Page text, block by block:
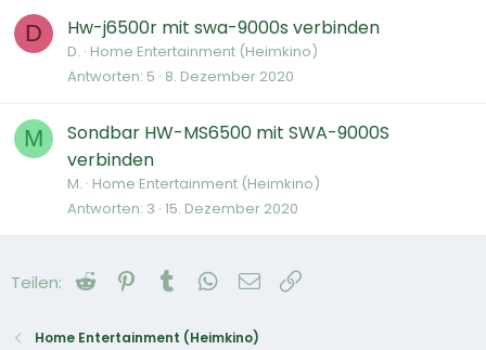
D Hw-j6500r mit swa-9000s verbinden
D. Home Entertainment (Heimkino)
Antworten 5 8. Dezember 2020
M
Sondbar HW-MS6500 mit SWA-9000S
verbinden
M. Home Entertainment (Heimkino)
Antworten 3 15. Dezember 2020
Teilen: Reddit Pinterest
Tumblr WhatsApp
E-Mail
Home Entertainment (Heimkino)